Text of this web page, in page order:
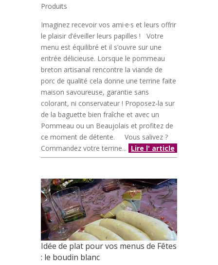
Produits
Imaginez recevoir vos ami·e·s et leurs offrir
le plaisir d’éveiller leurs papilles ! Votre
menu est équilibré et il s’ouvre sur une
entrée délicieuse. Lorsque le pommeau
breton artisanal rencontre la viande de
porc de qualité cela donne une terrine faite
maison savoureuse, garantie sans
colorant, ni conservateur ! Proposez-la sur
de la baguette bien fraîche et avec un
Pommeau ou un Beaujolais et profitez de
ce moment de détente. Vous salivez ?
Commandez votre terrine... Lire l' article
Idée de plat pour vos menus de Fêtes
: le boudin blanc